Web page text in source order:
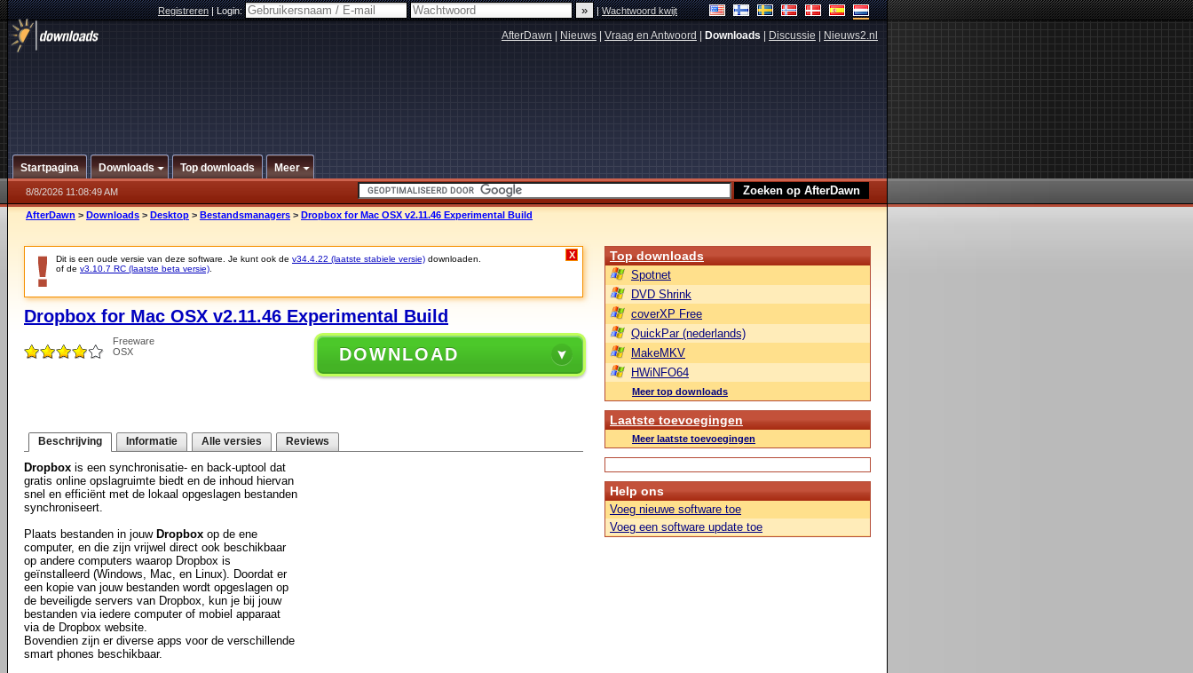
Registreren|Login: |Wachtwoord kwijt
AfterDawn Nieuws Vraag en Antwoord Downloads Discussie Nieuws2.nl
Startpagina Downloads Top downloads Meer
8/8/2026 11:08:49 AM
AfterDawn > Downloads > Desktop > Bestandsmanagers > Dropbox for Mac OSX v2.11.46 Experimental Build
Dit is een oude versie van deze software. Je kunt ook de v34.4.22 (laatste stabiele versie) downloaden.
of de v3.10.7 RC (laatste beta versie)
X
Dropbox for Mac OSX v2.11.46 Experimental Build
Freeware
OSX
DOWNLOAD
Beschrijving Informatie Alle versies Reviews
Dropbox is een synchronisatie- en back-uptool dat
gratis online opslagruimte biedt en de inhoud hiervan
snel en efficiënt met de lokaal opgeslagen bestanden
synchroniseert.
Plaats bestanden in jouw Dropbox op de ene
computer, en die zijn vrijwel direct ook beschikbaar
op andere computers waarop Dropbox is
geïnstalleerd (Windows, Mac, en Linux). Doordat er
een kopie van jouw bestanden wordt opgeslagen op
de beveiligde servers van Dropbox, kun je bij jouw
bestanden via iedere computer of mobiel apparaat
via de Dropbox website.
Bovendien zijn er diverse apps voor de verschillende
smart phones beschikbaar.
Top downloads
Spotnet
DVD Shrink
coverXP Free
QuickPar (nederlands)
MakeMKV
HWiNFO64
Meer top downloads
Laatste toevoegingen
Meer laatste toevoegingen
Help ons
Voeg nieuwe software toe
Voeg een software update toe